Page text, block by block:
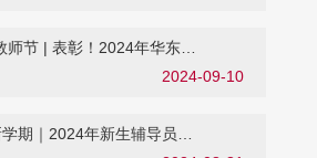
师节 | 表彰！2024年华东师
2024-09-10
期｜2024年新生辅导员心